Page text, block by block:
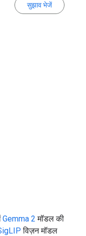
सुझाव भेजें
Gemma 2 मॉडल की
विज़न मॉडल